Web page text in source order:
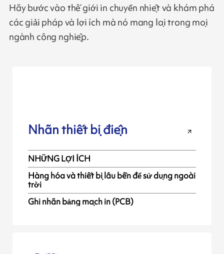
Hãy bước vào thế giới in chuyển nhiệt và khám phá
các giải pháp và lợi ích mà nó mang lại trong mọi
ngành công nghiệp.
Nhãn thiết bị điện
NHỮNG LỢI ÍCH
Hàng hóa và thiết bị lâu bền để sử dụng ngoài
trời
Ghi nhãn bảng mạch in (PCB)